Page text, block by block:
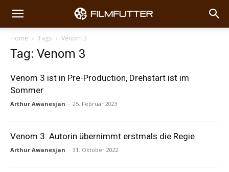
Home Tags Venom 3
Tag: Venom 3
Venom 3 ist in Pre-Production, Drehstart ist im
Sommer
Arthur Awanesjan - 25. Februar 2023
Venom 3: Autorin übernimmt erstmals die Regie
Arthur Awanesjan - 31. Oktober 2022